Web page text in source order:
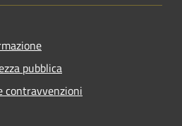
pubblica
contravvenzioni